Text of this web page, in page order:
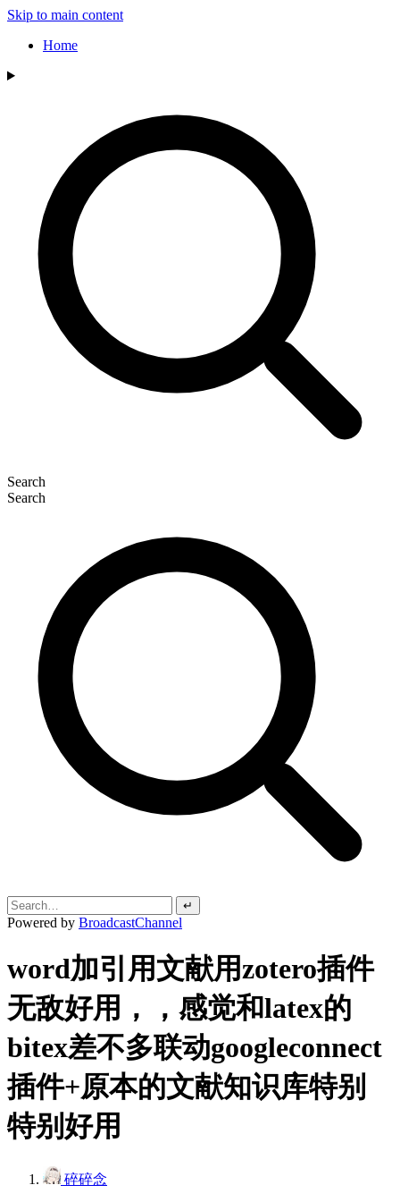
Skip to main content
Home
Search
Search
↵
Powered by BroadcastChannel
word加引用文献用zotero插件
无敌好用，，感觉和latex的
bitex差不多联动googleconnect
插件+原本的文献知识库特别
特别好用
碎碎念